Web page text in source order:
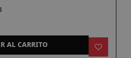
AL CARRITO